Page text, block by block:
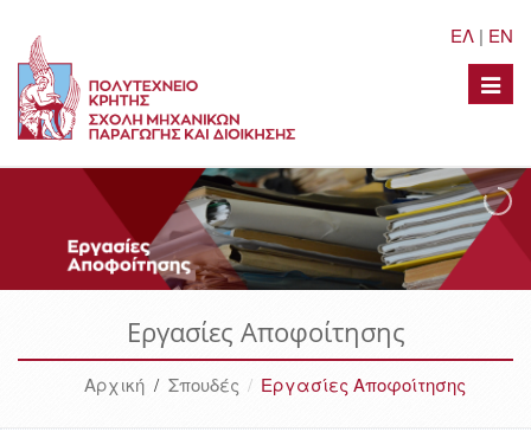
ΕΛ | EN
Toggle
Εργασίες Αποφοίτησης
Αρχική/ Σπουδές Εργασίες Αποφοίτησης